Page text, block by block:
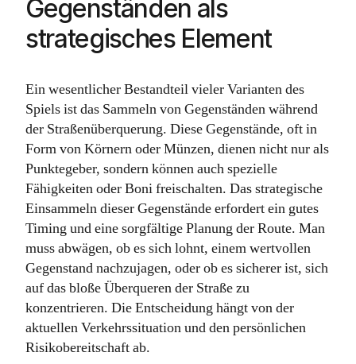
Gegenständen als
strategisches Element
Ein wesentlicher Bestandteil vieler Varianten des
Spiels ist das Sammeln von Gegenständen während
der Straßenüberquerung. Diese Gegenstände, oft in
Form von Körnern oder Münzen, dienen nicht nur als
Punktegeber, sondern können auch spezielle
Fähigkeiten oder Boni freischalten. Das strategische
Einsammeln dieser Gegenstände erfordert ein gutes
Timing und eine sorgfältige Planung der Route. Man
muss abwägen, ob es sich lohnt, einem wertvollen
Gegenstand nachzujagen, oder ob es sicherer ist, sich
auf das bloße Überqueren der Straße zu
konzentrieren. Die Entscheidung hängt von der
aktuellen Verkehrssituation und den persönlichen
Risikobereitschaft ab.